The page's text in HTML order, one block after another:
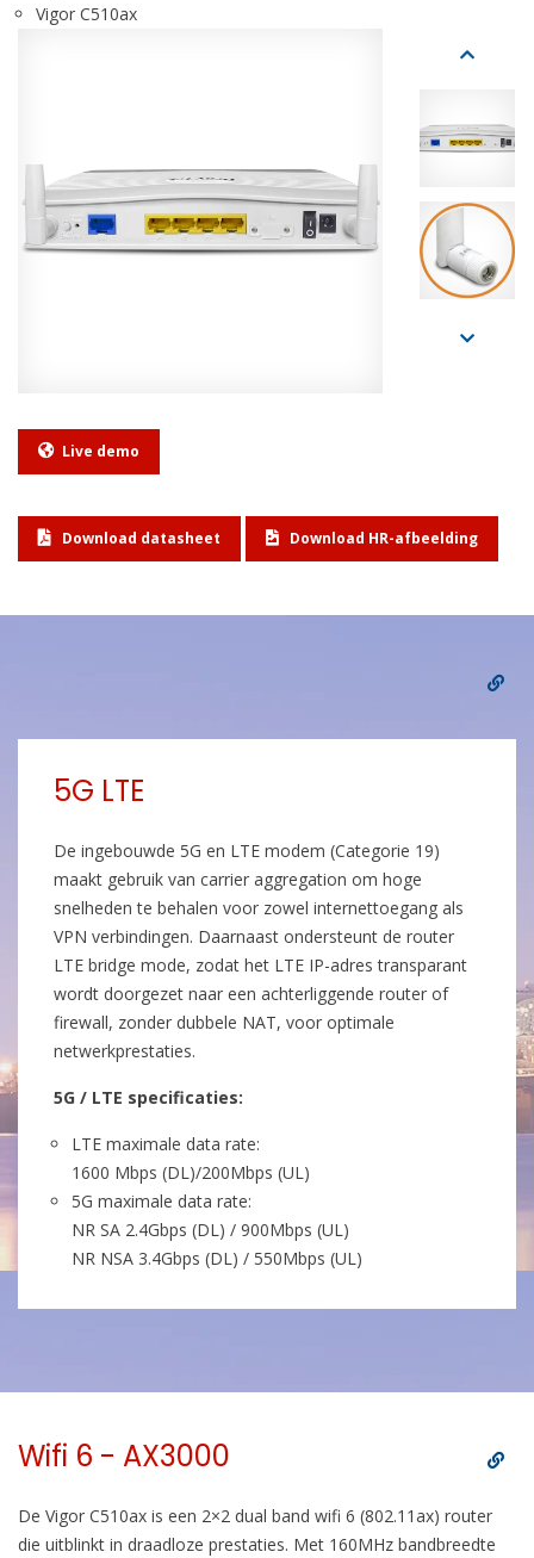
Vigor C510ax
Live demo
Download datasheet Download HR-afbeelding
5G LTE
De ingebouwde 5G en LTE modem (Categorie 19)
maakt gebruik van carrier aggregation om hoge
snelheden te behalen voor zowel internettoegang als
VPN verbindingen. Daarnaast ondersteunt de router
LTE bridge mode, zodat het LTE IP-adres transparant
wordt doorgezet naar een achterliggende router of
firewall, zonder dubbele NAT, voor optimale
netwerkprestaties.
5G / LTE specificaties:
LTE maximale data rate:
1600 Mbps (DL)/200Mbps (UL)
5G maximale data rate:
NR SA 2.4Gbps (DL) / 900Mbps (UL)
NR NSA 3.4Gbps (DL) / 550Mbps (UL)
Wifi 6 - AX3000
De Vigor C510ax is een 2×2 dual band wifi 6 (802.11ax) router
die uitblinkt in draadloze prestaties. Met 160MHz bandbreedte